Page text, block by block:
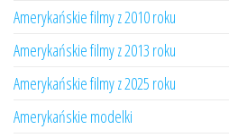
Amerykańskie filmy z 2010 roku
Amerykańskie filmy z 2013 roku
Amerykańskie filmy z 2025 roku
Amerykańskie modelki